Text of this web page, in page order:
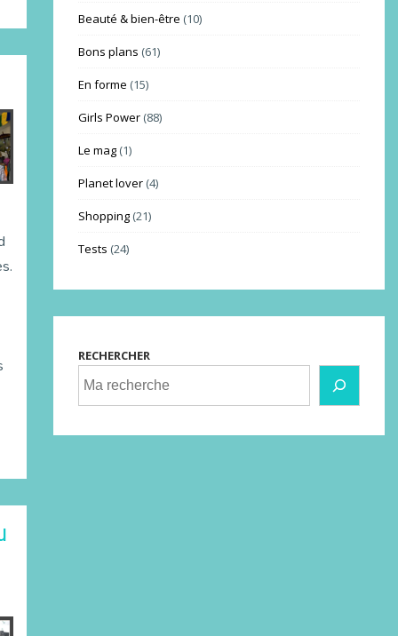
Beauté & bien-être (10)
Bons plans (61)
En forme (15)
Girls Power(88)
Le mag(1)
Planet lover(4)
Shopping(21)
Tests (24)
RECHERCHER